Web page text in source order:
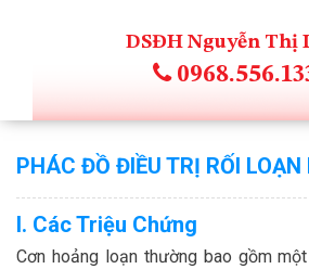
DSĐH Nguyễn Thị
PHÁC ĐỒ ĐIỀU TRỊ RỐI LOẠN
I. Các Triệu Chứng
Cơn hoảng loạn thường bao gồm